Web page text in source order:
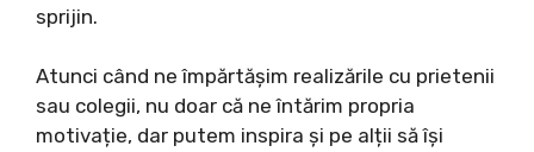
sprijin.
Atunci când ne împărtășim realizările cu prietenii
sau colegii, nu doar că ne întărim propria
motivație, dar putem inspira și pe alții să își